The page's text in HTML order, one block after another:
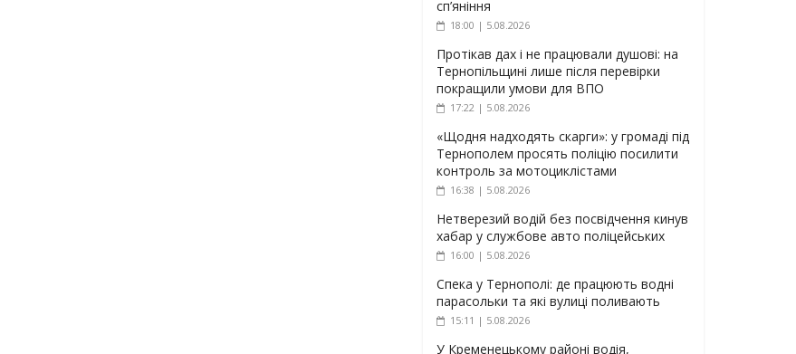
сп’яніння
18:00 | 5.08.2026
Протікав дах і не працювали душові: на
Тернопільщині лише після перевірки
покращили умови для ВПО
17:22 | 5.08.2026
«Щодня надходять скарги»: у громаді під
Тернополем просять поліцію посилити
контроль за мотоциклістами
16:38 | 5.08.2026
Нетверезий водій без посвідчення кинув
хабар у службове авто поліцейських
16:00 | 5.08.2026
Спека у Тернополі: де працюють водні
парасольки та які вулиці поливають
15:11 | 5.08.2026
У Кременецькому районі водія,